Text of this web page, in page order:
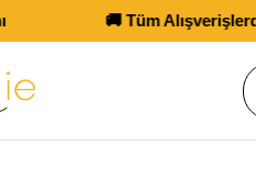
🚚 Tüm Alışverişlerde Kargo